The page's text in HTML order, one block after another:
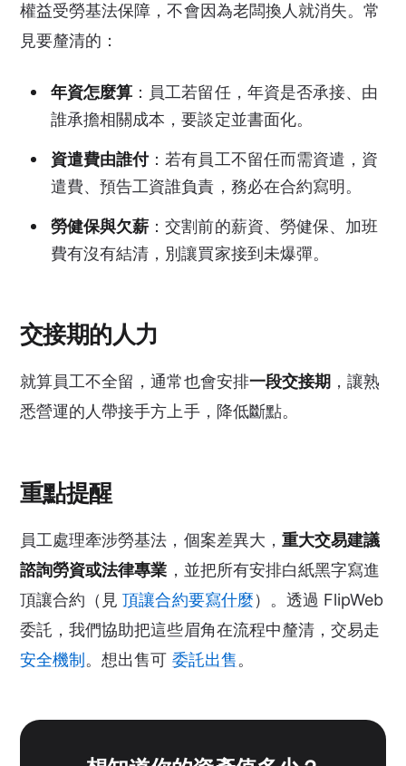
權益受勞基法保障，不會因為老闆換人就消失。常
見要釐清的：
年資怎麼算 ：員工若留任，年資是否承接、由
誰承擔相關成本，要談定並書面化。
資遣費由誰付：若有員工不留任而需資遣，資
遣費、預告工資誰負責，務必在合約寫明。
勞健保與欠薪 ：交割前的薪資、勞健保、加班
費有沒有結清，別讓買家接到未爆彈。
交接期的人力
就算員工不全留，通常也會安排一段交接期 ，讓熟
悉營運的人帶接手方上手，降低斷點。
重點提醒
員工處理牽涉勞基法，個案差異大， 重大交易建議
諮詢勞資或法律專業 ，並把所有安排白紙黑字寫進
頂讓合約（見頂讓合約要寫什麼）。透過 FlipWeb
委託，我們協助把這些眉角在流程中釐清，交易走
安全機制 。想出售可 委託出售。